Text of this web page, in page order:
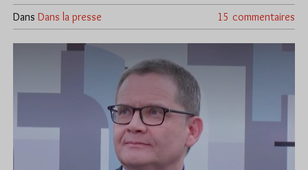
Dans Dans la presse 15 commentaires